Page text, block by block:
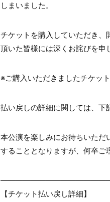
しまいました。
チケットを購入していただき、
頂いた皆様には深くお詫びを申
※ご購入いただきましたチケッ
払い戻しの詳細に関しては、下
本公演を楽しみにお待ちいただ
することとなりますが、何卒ご
【チケット払い戻し詳細】